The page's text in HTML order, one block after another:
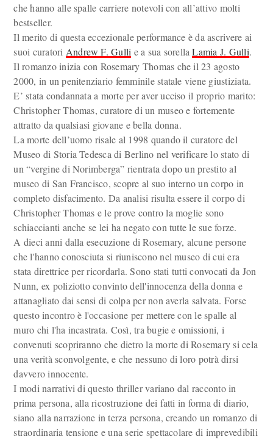
che hanno alle spalle carriere notevoli con all’attivo molti
bestseller.
Il merito di questa eccezionale performance è da ascrivere ai
suoi curatori Andrew F. Gulli e a sua sorellaLamia J. Gulli.
Il romanzo inizia con Rosemary Thomas che il 23 agosto
2000, in un penitenziario femminile statale viene giustiziata.
E’ stata condannata a morte per aver ucciso il proprio marito:
Christopher Thomas, curatore di un museo e fortemente
attratto da qualsiasi giovane e bella donna.
La morte dell’uomo risale al 1998 quando il curatore del
Museo di Storia Tedesca di Berlino nel verificare lo stato di
un “vergine di Norimberga” rientrata dopo un prestito al
museo di San Francisco, scopre al suo interno un corpo in
completo disfacimento. Da analisi risulta essere il corpo di
Christopher Thomas e le prove contro la moglie sono
schiaccianti anche se lei ha negato con tutte le sue forze.
A dieci anni dalla esecuzione di Rosemary, alcune persone
che l'hanno conosciuta si riuniscono nel museo di cui era
stata direttrice per ricordarla. Sono stati tutti convocati da Jon
Nunn, ex poliziotto convinto dell'innocenza della donna e
attanagliato dai sensi di colpa per non averla salvata. Forse
questo incontro è l'occasione per mettere con le spalle al
muro chi l'ha incastrata. Così, tra bugie e omissioni, i
convenuti scopriranno che dietro la morte di Rosemary si cela
una verità sconvolgente, e che nessuno di loro potrà dirsi
davvero innocente.
I modi narrativi di questo thriller variano dal racconto in
prima persona, alla ricostruzione dei fatti in forma di diario,
siano alla narrazione in terza persona, creando un romanzo di
straordinaria tensione e una serie spettacolare di imprevedibili